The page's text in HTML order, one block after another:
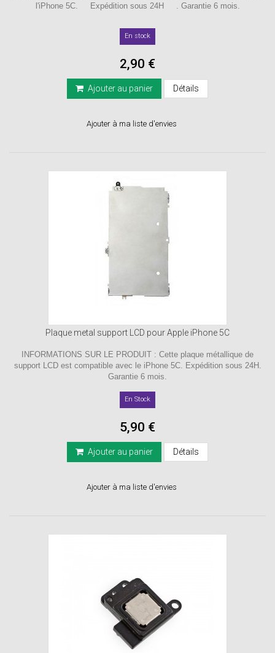
l'iPhone 5C. Expédition sous 24H . Garantie 6 mois.
En stock
2,90 €
Ajouter au panier Détails
Ajouter à ma liste d'envies
Plaque metal support LCD pour Apple iPhone 5C
INFORMATIONS SUR LE PRODUIT : Cette plaque métallique de
support LCD est compatible avec le iPhone 5C. Expédition sous 24H.
Garantie 6 mois.
En Stock
5,90 €
Ajouter au panier Détails
Ajouter à ma liste d'envies